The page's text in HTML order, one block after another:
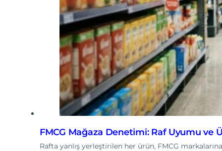
FMCG Mağaza Denetimi: Raf Uyumu ve
Rafta yanlış yerleştirilen her ürün, FMCG